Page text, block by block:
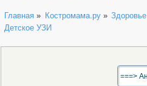
Главная » Костромама.ру» Здоровье
Детское УЗИ